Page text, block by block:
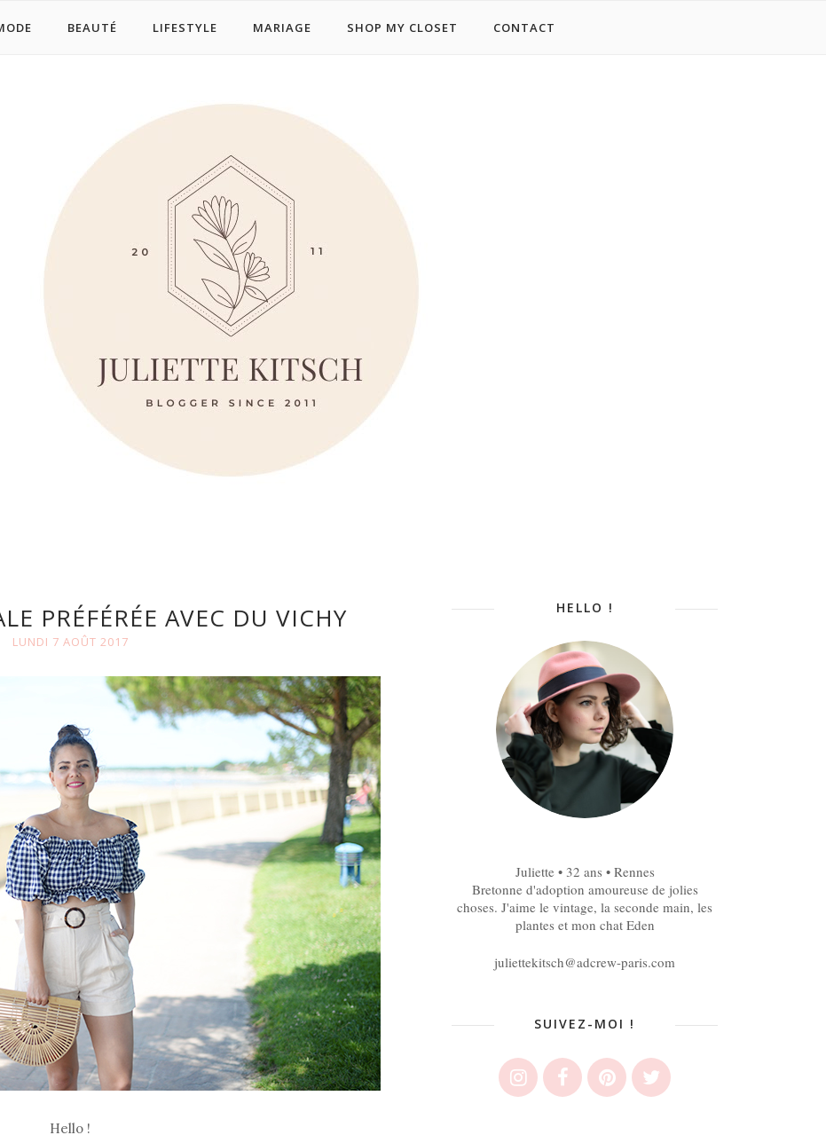
BEAUTÉ LIFESTYLE MARIAGE SHOP MY CLOSET CONTACT
PRÉFÉRÉE AVEC DU VICHY
LUNDI 7 AOÛT 2017
Hello !
HELLO !
Juliette • 32 ans • Rennes
Bretonne d'adoption amoureuse de jolies
choses. J'aime le vintage, la seconde main, les
plantes et mon chat Eden
juliettekitsch@adcrew-paris.com
SUIVEZ-MOI !